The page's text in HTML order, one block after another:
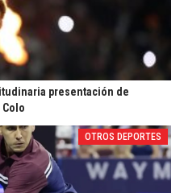
presentación de
OTROS DEPORTES